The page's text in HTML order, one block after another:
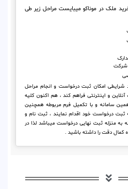
ملک در موناکو میبایست مراحل زیر طی
شرکت
شرایطی امکان ثبت درخواست و انجام مراحل
و اینترنتی فراهم کند ، هم اکنون کلیه
سامانه و با تکمیل فرم مربوطه همچنین
ثبت درخواست خود اقدام نمایند ، ثبت نام و
به منزله ثبت نهایی درخواست میباشد لذا در
دقت را داشته باشید .